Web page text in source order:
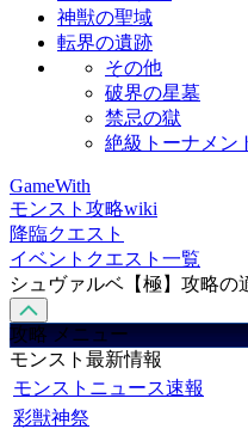
神獣の聖域
転界の遺跡
その他
破界の星墓
禁忌の獄
絶級トーナメン
GameWith
モンスト攻略wiki
降臨クエスト
イベントクエスト一覧
シュヴァルベ【極】攻略の
攻略 メニュー
モンスト最新情報
モンストニュース速報
彩獣神祭